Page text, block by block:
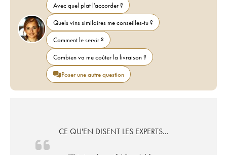
Avec quel plat l'accorder ?
Quels vins similaires me conseilles-tu ?
Comment le servir ?
Combien va me coûter la livraison ?
Poser une autre question
CE QU'EN DISENT LES EXPERTS...